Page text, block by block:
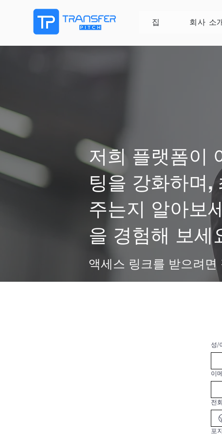
집 회사 소
저희 플랫폼이
팅을 강화하며,
주는지 알아보
을 경험해 보세
액세스 링크를 받으려
성/
이
전
포